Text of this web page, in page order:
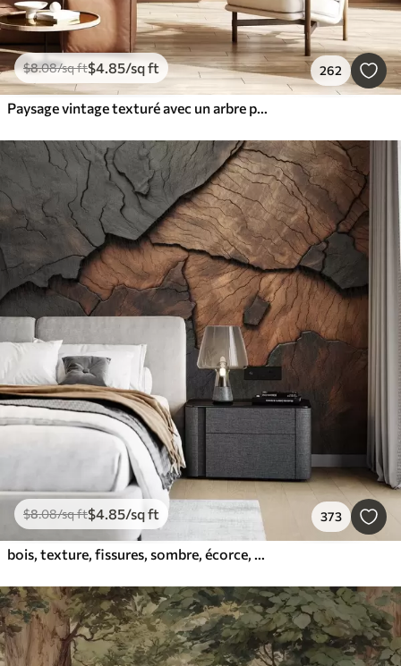
$8.08/sq ft$4.85/sq ft 262
Paysage vintage texturé avec un arbre près d'une rivière et un ciel nuageux, art de la nature en tons sépia
$8.08/sq ft$4.85/sq ft 373
bois, texture, fissures, sombre, écorce, surface